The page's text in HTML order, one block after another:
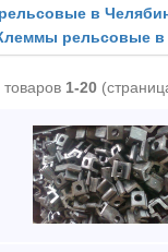
в
рельсовые
товаров 1-20